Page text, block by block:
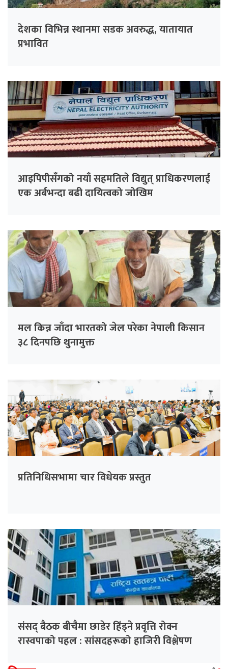
देशका विभिन्न स्थानमा सडक अवरुद्ध, यातायात
प्रभावित
आइपिपीसँगको नयाँ सहमतिले विद्युत् प्राधिकरणलाई
एक अर्बभन्दा बढी दायित्वको जोखिम
मल किन्न जाँदा भारतको जेल परेका नेपाली किसान
३८ दिनपछि थुनामुक्त
प्रतिनिधिसभामा चार विधेयक प्रस्तुत
संसद् बैठक बीचैमा छाडेर हिँड्ने प्रवृत्ति रोक्न
रास्वपाको पहल : सांसदहरूको हाजिरी विश्लेषण